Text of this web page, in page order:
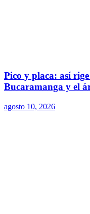
Pico y placa: así
Bucaramanga y el
agosto 10, 2026